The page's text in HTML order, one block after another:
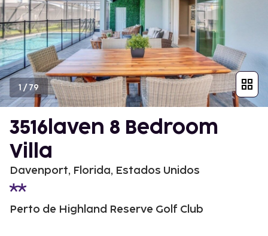
1 /79
3516laven 8 Bedroom
Villa
Davenport, Florida, Estados Unidos
Perto de Highland Reserve Golf Club